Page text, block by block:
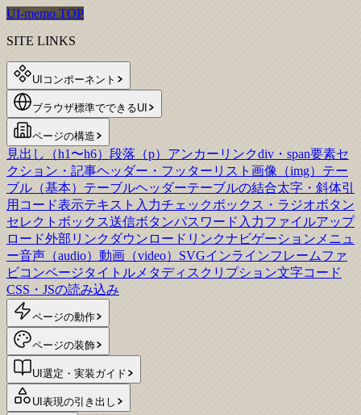
UI-memo TOP
SITE LINKS
UIコンポーネント
ブラウザ標準でできるUI
ページの構造
見出し（h1〜h6） 段落（p） アンカーリンクdiv・span要素セ
クション・記事ヘッダー・フッター リスト 画像（img） テー
ブル（基本） テーブルヘッダーテーブルの結合太字・斜体引
用 コード表示テキスト入力チェックボックス・ラジオボタン
セレクトボックス送信ボタンパスワード入力ファイルアップ
ロード外部リンク ダウンロードリンクナビゲーションメニュ
ー音声（audio） 動画（video） SVGインラインフレームファ
ビコンページタイトル メタディスクリプション文字コード
CSS・JSの読み込み
ページの動作
ページの装飾
UI選定・実装ガイド
UI表現の引き出し